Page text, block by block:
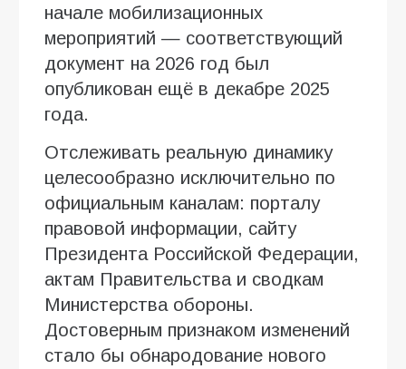
начале мобилизационных
мероприятий — соответствующий
документ на 2026 год был
опубликован ещё в декабре 2025
года.
Отслеживать реальную динамику
целесообразно исключительно по
официальным каналам: порталу
правовой информации, сайту
Президента Российской Федерации,
актам Правительства и сводкам
Министерства обороны.
Достоверным признаком изменений
стало бы обнародование нового